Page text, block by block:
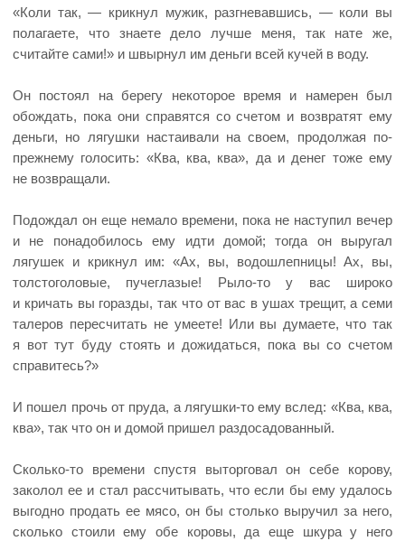
«Коли так, — крикнул мужик, разгневавшись, — коли вы
полагаете, что знаете дело лучше меня, так нате же,
считайте сами!» и швырнул им деньги всей кучей в воду.
Он постоял на берегу некоторое время и намерен был
обождать, пока они справятся со счетом и возвратят ему
деньги, но лягушки настаивали на своем, продолжая по-
прежнему голосить: «Ква, ква, ква», да и денег тоже ему
не возвращали.
Подождал он еще немало времени, пока не наступил вечер
и не понадобилось ему идти домой; тогда он выругал
лягушек и крикнул им: «Ах, вы, водошлепницы! Ах, вы,
толстоголовые, пучеглазые! Рыло-то у вас широко
и кричать вы горазды, так что от вас в ушах трещит, а семи
талеров пересчитать не умеете! Или вы думаете, что так
я вот тут буду стоять и дожидаться, пока вы со счетом
справитесь?»
И пошел прочь от пруда, а лягушки-то ему вслед: «Ква, ква,
ква», так что он и домой пришел раздосадованный.
Сколько-то времени спустя выторговал он себе корову,
заколол ее и стал рассчитывать, что если бы ему удалось
выгодно продать ее мясо, он бы столько выручил за него,
сколько стоили ему обе коровы, да еще шкура у него